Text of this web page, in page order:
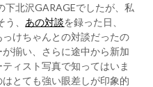
下北沢GARAGEでしたが、私
、 あの対談を録った日、
けちゃんとの対談だったの
揃い、さらに途中から新加
ィスト写真で知ってはいま
とても強い眼差しが印象的